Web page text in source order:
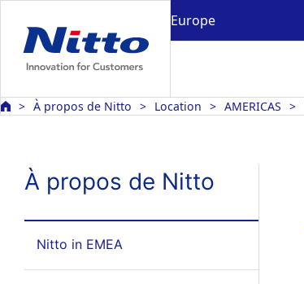
Europe
À propos de Nitto Location AMERICAS
À propos de Nitto
Nitto in EMEA